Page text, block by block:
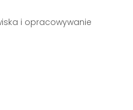
i opracowywanie